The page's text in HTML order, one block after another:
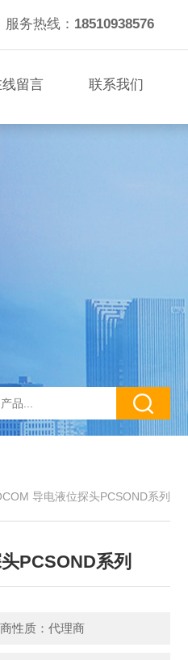
服务热线： 18510938576
留言 联系我们
导电液位探头PCSOND系列
PCSOND系列
性质：代理商